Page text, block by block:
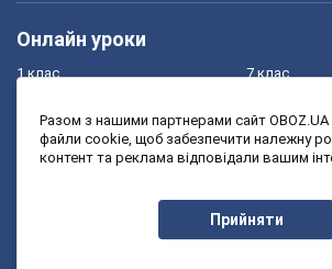
Онлайн уроки
1 клас
3 клас
7 клас
9 клас
Разом з нашими партнерами сайт
файли cookie, щоб забезпечити належну
контент та реклама відповідали вашим
Прийняти